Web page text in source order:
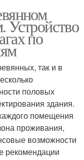
Устройство
по
так и в
половых
здания.
помещения
проживания,
возможности
рекомендации